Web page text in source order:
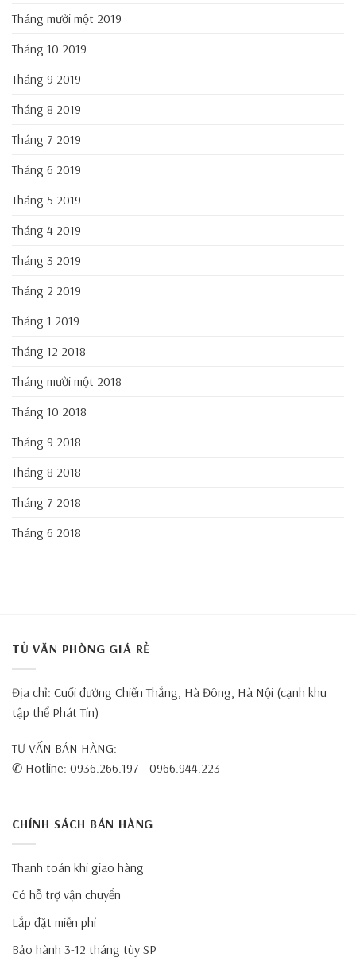
Tháng mười một 2019
Tháng 10 2019
Tháng 9 2019
Tháng 8 2019
Tháng 7 2019
Tháng 6 2019
Tháng 5 2019
Tháng 4 2019
Tháng 3 2019
Tháng 2 2019
Tháng 1 2019
Tháng 12 2018
Tháng mười một 2018
Tháng 10 2018
Tháng 9 2018
Tháng 8 2018
Tháng 7 2018
Tháng 6 2018
TỦ VĂN PHÒNG GIÁ RẺ
Địa chỉ: Cuối đường Chiến Thắng, Hà Đông, Hà Nội (cạnh khu
tập thể Phát Tín)
TƯ VẤN BÁN HÀNG:
✆ Hotline: 0936.266.197 - 0966.944.223
CHÍNH SÁCH BÁN HÀNG
Thanh toán khi giao hàng
Có hỗ trợ vận chuyển
Lắp đặt miễn phí
Bảo hành 3-12 tháng tùy SP